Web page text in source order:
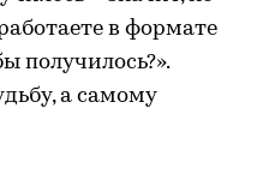
в формате
получилось?».
а самому